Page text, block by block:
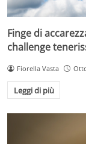
Finge di
challenge
Fiorella Vasta
Leggi di più